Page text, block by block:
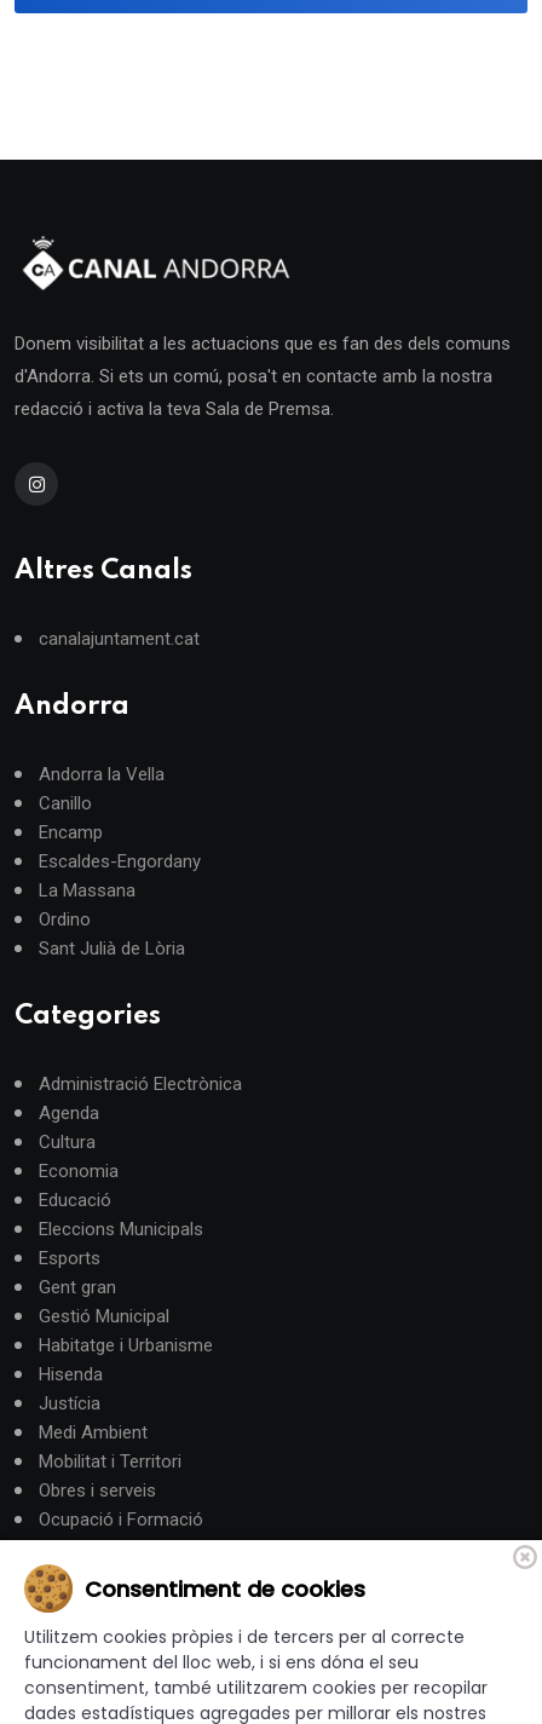
Donem visibilitat a les actuacions que es fan des dels comuns
d'Andorra. Si ets un comú, posa't en contacte amb la nostra
redacció i activa la teva Sala de Premsa.
Altres Canals
canalajuntament.cat
Andorra
Andorra la Vella
Canillo
Encamp
Escaldes-Engordany
La Massana
Ordino
Sant Julià de Lòria
Categories
Administració Electrònica
Agenda
Cultura
Economia
Educació
Eleccions Municipals
Esports
Gent gran
Gestió Municipal
Habitatge i Urbanisme
Hisenda
Justícia
Medi Ambient
Mobilitat i Territori
Obres i serveis
Ocupació i Formació
Política
Promoció Econòmica
Salut
Seguretat
Societat
Consentiment de cookies
Utilitzem cookies pròpies i de tercers per al correcte
funcionament del lloc web, i si ens dóna el seu
consentiment, també utilitzarem cookies per recopilar
dades estadístiques agregades per millorar els nostres